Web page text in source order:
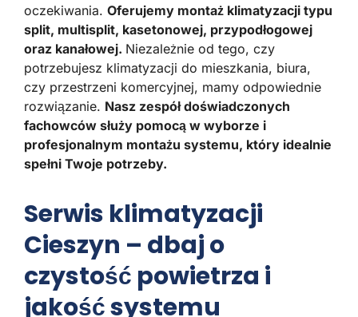
oczekiwania. Oferujemy montaż klimatyzacji typu
split, multisplit, kasetonowej, przypodłogowej
oraz kanałowej. Niezależnie od tego, czy
potrzebujesz klimatyzacji do mieszkania, biura,
czy przestrzeni komercyjnej, mamy odpowiednie
rozwiązanie. Nasz zespół doświadczonych
fachowców służy pomocą w wyborze i
profesjonalnym montażu systemu, który idealnie
spełni Twoje potrzeby.
Serwis klimatyzacji
Cieszyn – dbaj o
czystość powietrza i
jakość systemu